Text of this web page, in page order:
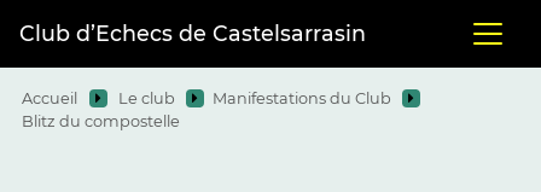
Club d’Echecs de Castelsarrasin
Accueil Le club
Manifestations du Club
Blitz du compostelle